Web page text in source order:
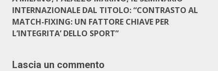
INTERNAZIONALE DAL TITOLO: “CONTRASTO AL
MATCH-FIXING: UN FATTORE CHIAVE PER
L’INTEGRITA’ DELLO SPORT”
Lascia un commento